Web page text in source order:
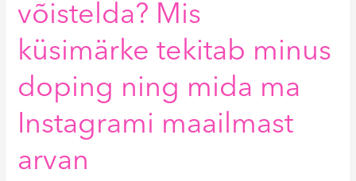
võistelda? Mis
küsimärke tekitab minus
doping ning mida ma
Instagrami maailmast
arvan